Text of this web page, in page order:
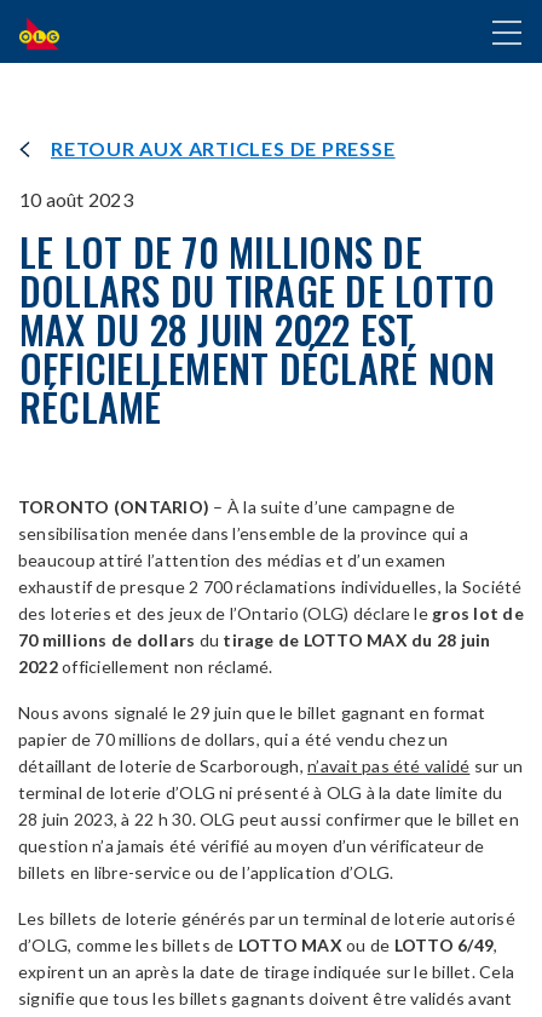
ALLER
AU
CONTENU
RETOUR AUX ARTICLES DE PRESSE
10 août 2023
LE LOT DE 70 MILLIONS DE
DOLLARS DU TIRAGE DE LOTTO
MAX DU 28 JUIN 2022 EST
OFFICIELLEMENT DÉCLARÉ NON
RÉCLAMÉ
TORONTO (ONTARIO) – À la suite d’une campagne de
sensibilisation menée dans l’ensemble de la province qui a
beaucoup attiré l’attention des médias et d’un examen
exhaustif de presque 2 700 réclamations individuelles, la Société
des loteries et des jeux de l’Ontario (OLG) déclare le gros lot de
70 millions de dollars du tirage de LOTTO MAX du 28 juin
2022officiellement non réclamé.
Nous avons signalé le 29 juin que le billet gagnant en format
papier de 70 millions de dollars, qui a été vendu chez un
détaillant de loterie de Scarborough,n’avait pas été validé sur un
terminal de loterie d’OLG ni présenté à OLG à la date limite du
28 juin 2023, à 22 h 30. OLG peut aussi confirmer que le billet en
question n’a jamais été vérifié au moyen d’un vérificateur de
billets en libre-service ou de l’application d’OLG.
Les billets de loterie générés par un terminal de loterie autorisé
d’OLG, comme les billets de LOTTO MAX ou de LOTTO 6/49,
expirent un an après la date de tirage indiquée sur le billet. Cela
signifie que tous les billets gagnants doivent être validés avant